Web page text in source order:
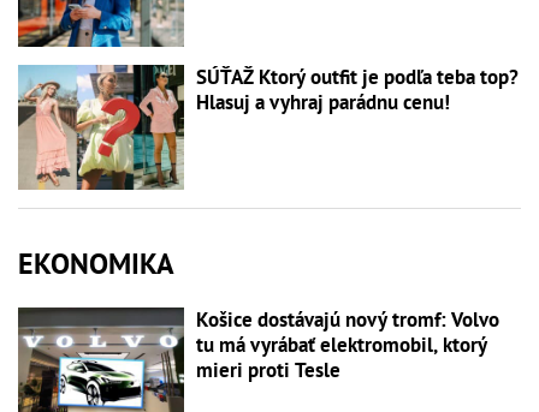
SÚŤAŽ Ktorý outfit je podľa teba top?
Hlasuj a vyhraj parádnu cenu!
EKONOMIKA
Košice dostávajú nový tromf: Volvo
tu má vyrábať elektromobil, ktorý
mieri proti Tesle